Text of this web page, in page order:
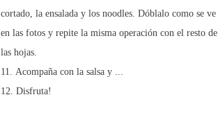
cortado, la ensalada y los noodles. Dóblalo como se ve
en las fotos y repite la misma operación con el resto de
las hojas.
Acompaña con la salsa y ...
Disfruta!